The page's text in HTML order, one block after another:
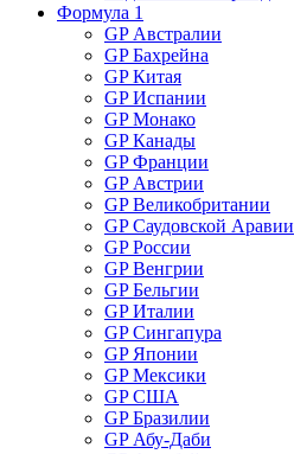
Формула 1
GP Австралии
GP Бахрейна
GP Китая
GP Испании
GP Монако
GP Канады
GP Франции
GP Австрии
GP Великобритании
GP Саудовской Аравии
GP России
GP Венгрии
GP Бельгии
GP Италии
GP Сингапура
GP Японии
GP Мексики
GP США
GP Бразилии
GP Абу-Даби